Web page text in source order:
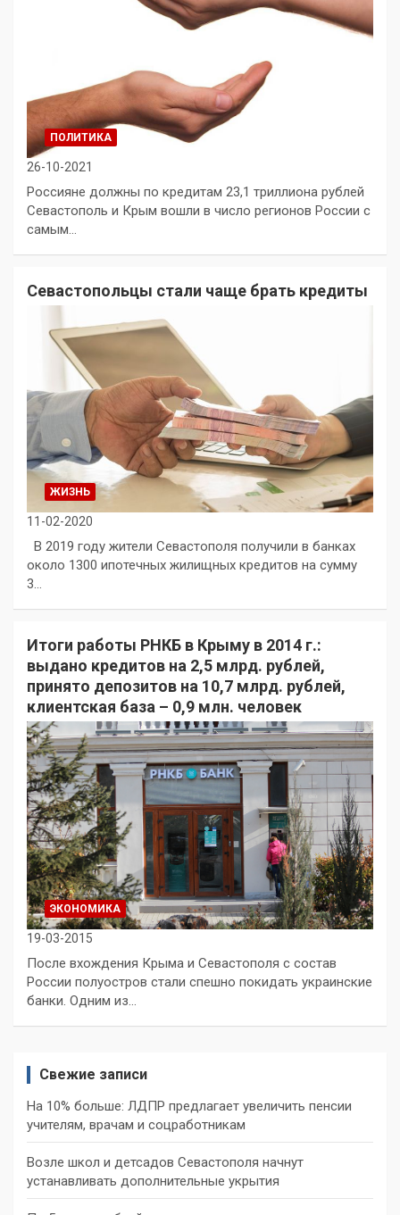
ПОЛИТИКА
26-10-2021
Россияне должны по кредитам 23,1 триллиона рублей
Севастополь и Крым вошли в число регионов России с
самым…
Севастопольцы стали чаще брать кредиты
ЖИЗНЬ
11-02-2020
В 2019 году жители Севастополя получили в банках
около 1300 ипотечных жилищных кредитов на сумму
3…
Итоги работы РНКБ в Крыму в 2014 г.:
выдано кредитов на 2,5 млрд. рублей,
принято депозитов на 10,7 млрд. рублей,
клиентская база – 0,9 млн. человек
ЭКОНОМИКА
19-03-2015
После вхождения Крыма и Севастополя с состав
России полуостров стали спешно покидать украинские
банки. Одним из…
Свежие записи
На 10% больше: ЛДПР предлагает увеличить пенсии
учителям, врачам и соцработникам
Возле школ и детсадов Севастополя начнут
устанавливать дополнительные укрытия